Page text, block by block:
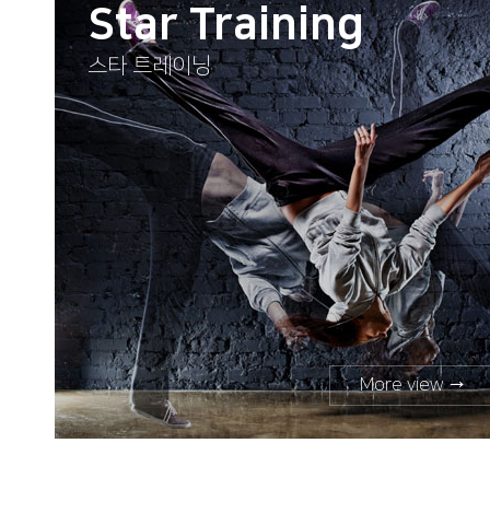
Star Training
스타 트레이닝
More view →